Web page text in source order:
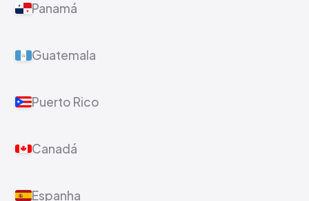
Panamá
Guatemala
Puerto Rico
Canadá
Espanha